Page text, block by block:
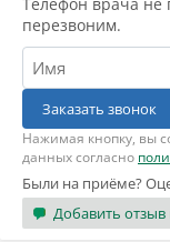
перезвоним.
Заказать звонок
Нажимая кнопку, вы
данных согласно
Были на приёме?
Добавить отзыв